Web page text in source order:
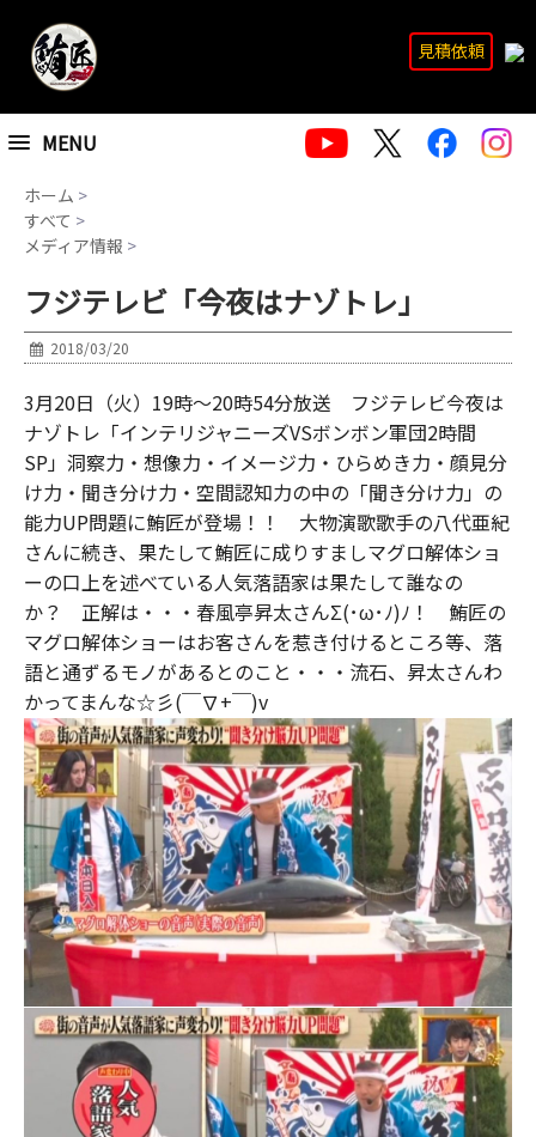
MENU
見積依頼
ホーム >
すべて >
メディア情報 >
フジテレビ「今夜はナゾトレ」
2018/03/20
3月20日（火）19時～20時54分放送 フジテレビ今夜は
ナゾトレ「インテリジャニーズVSボンボン軍団2時間
SP」洞察力・想像力・イメージ力・ひらめき力・顔見分
け力・聞き分け力・空間認知力の中の「聞き分け力」の
能力UP問題に鮪匠が登場！！ 大物演歌歌手の八代亜紀
さんに続き、果たして鮪匠に成りすましマグロ解体ショ
ーの口上を述べている人気落語家は果たして誰なの
か？ 正解は・・・春風亭昇太さんΣ(･ω･ﾉ)ﾉ！ 鮪匠の
マグロ解体ショーはお客さんを惹き付けるところ等、落
語と通ずるモノがあるとのこと・・・流石、昇太さんわ
かってまんな☆彡(￣∇+￣)v